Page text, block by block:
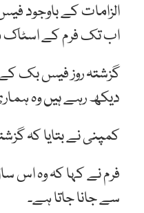
اب تک فرم کے اسٹاک میں تقریباً 20
گزشتہ روز فیس بک کے
دیکھ رہے ہیں وہ
کمپنی نے بتایا کہ گزشتہ 12 ماہ سے 30 ستمبر تک ماہانہ صارف کی تعداد 6 فیصد بڑھ کر 2.91 بلین
سے جانا جاتا ہے۔